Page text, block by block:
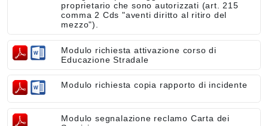
proprietario che sono autorizzati (art. 215
comma 2 Cds "aventi diritto al ritiro del
mezzo").
Modulo richiesta attivazione corso di
Educazione Stradale
Modulo richiesta copia rapporto di incidente
Modulo segnalazione reclamo Carta dei